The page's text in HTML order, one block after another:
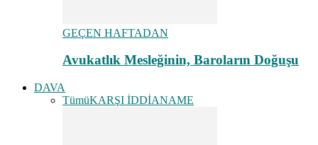
GEÇEN HAFTADAN
Avukatlık Mesleğinin, Baroların Doğuşu
DAVA
TümüKARŞI İDDİANAME